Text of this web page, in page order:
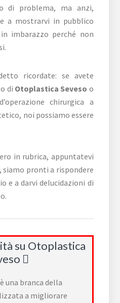
di problema, ma anzi,
a mostrarvi in pubblico
imbarazzo perché non
ricordate: se avete
di Otoplastica Seveso o
chirurgica a
noi possiamo essere
in rubrica, appuntatevi
pronti a rispondere
e a darvi delucidazioni di
su Otoplastica
è una branca della
a migliorare